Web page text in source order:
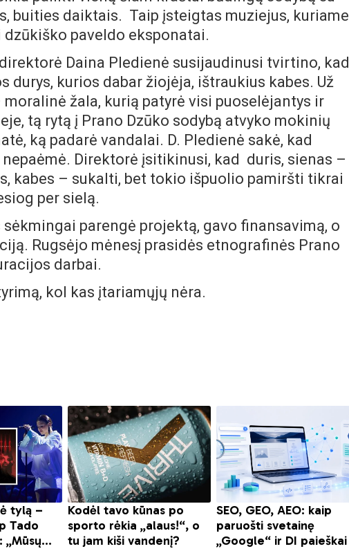
buities daiktais. Taip įsteigtas muziejus, kuriame
paveldo eksponatai.
Daina Pledienė susijaudinusi tvirtino, kad
durys, kurios dabar žiojėja, ištraukius kabes. Už
žala, kurią patyrė visi puoselėjantys ir
tą rytą į Prano Dzūko sodybą atvyko mokinių
ką padarė vandalai. D. Pledienė sakė, kad
Direktorė įsitikinusi, kad duris, sienas –
kabes – sukalti, bet tokio išpuolio pamiršti tikrai
per sielą.
parengė projektą, gavo finansavimą, o
Rugsėjo mėnesį prasidės etnografinės Prano
darbai.
kol kas įtariamųjų nėra.